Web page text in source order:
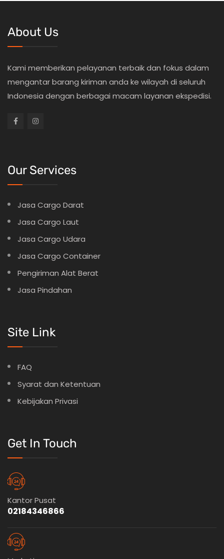
About Us
Kami memberikan pelayanan terbaik dan fokus dalam
mengantar barang kiriman anda ke wilayah di seluruh
Indonesia dengan berbagai macam layanan ekspedisi.
Our Services
Jasa Cargo Darat
Jasa Cargo Laut
Jasa Cargo Udara
Jasa Cargo Container
Pengiriman Alat Berat
Jasa Pindahan
Site Link
FAQ
Syarat dan Ketentuan
Kebijakan Privasi
Get In Touch
Kantor Pusat
02184346866